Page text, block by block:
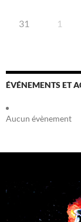
31 1
ÉVÉNEMENTS ET
Aucun évènement